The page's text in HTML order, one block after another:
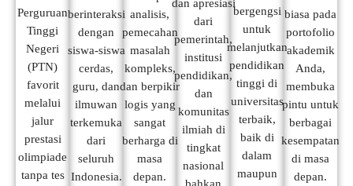
Perguruan
Tinggi
Negeri
(PTN)
favorit
melalui
jalur
prestasi
olimpiade
tanpa tes
berinteraksi
dengan
siswa-siswa
cerdas,
guru, dan
ilmuwan
terkemuka
dari
seluruh
Indonesia.
analisis,
pemecahan
masalah
kompleks,
dan berpikir
logis yang
sangat
berharga di
masa
depan.
dan apresiasi
dari
pemerintah,
institusi
pendidikan,
dan
komunitas
ilmiah di
tingkat
nasional
bergengsi
untuk
melanjutkan
pendidikan
tinggi di
universitas
terbaik,
baik di
dalam
maupun
biasa pada
portofolio
akademik
Anda,
membuka
pintu untuk
berbagai
kesempatan
di masa
depan.